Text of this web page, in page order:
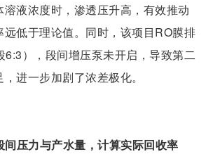
液浓度时，渗透压升高，有效推动
低于理论值。同时，该项目RO膜排
6:3），段间增压泵未开启，导致第二
进一步加剧了浓差极化。
压力与产水量，计算实际回收率